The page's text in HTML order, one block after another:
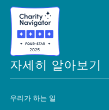
자세히 알아보기
우리가 하는 일